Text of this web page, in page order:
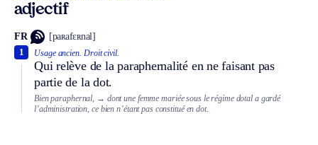
adjectif
FR [paʀafɛʀnal]
Usage ancien. Droit civil.
Qui relève de la paraphernalité en ne faisant pas
partie de la dot.
1
Bien paraphernal, → dont une femme mariée sous le régime dotal a gardé
l’administration, ce bien n’étant pas constitué en dot.